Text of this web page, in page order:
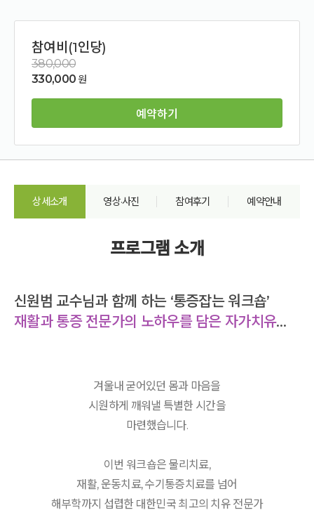
참여비(1인당)
380,000
330,000 원
예약하기
상세소개 영상·사진 참여후기 예약안내
프로그램 소개
신원범 교수님과 함께 하는 ‘통증잡는 워크숍’
재활과 통증 전문가의 노하우를 담은 자가치유법
겨울내 굳어있던 몸과 마음을
시원하게 깨워낼 특별한 시간을
마련했습니다.
이번 워크숍은 물리치료,
재활, 운동치료, 수기통증치료를 넘어
해부학까지 섭렵한 대한민국 최고의 치유 전문가